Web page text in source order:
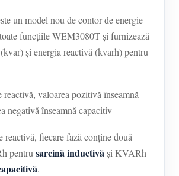
un model nou de contor de energie
funcțiile WEM3080T și furnizează
și energia reactivă (kvarh) pentru
valoarea pozitivă înseamnă
negativă înseamnă capacitiv
fiecare fază conține două
pentru sarcină inductivăși KVARh
.